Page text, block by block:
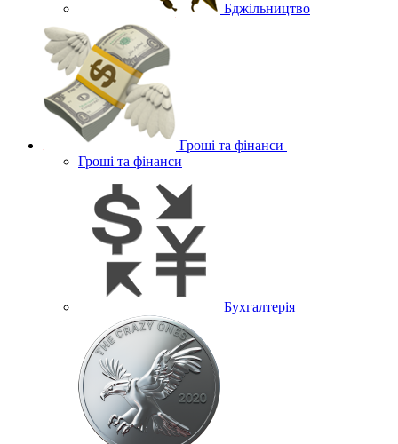
Бджільництво
Гроші та фінанси
Гроші та фінанси
Бухгалтерія